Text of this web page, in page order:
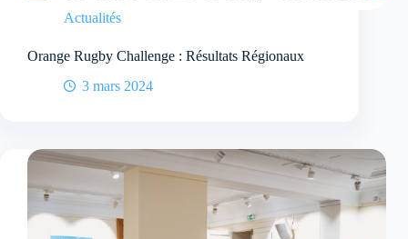
Actualités
Orange Rugby Challenge : Résultats Régionaux
3 mars 2024